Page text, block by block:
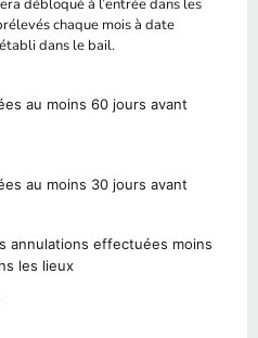
débloqué à l’entrée dans les
chaque mois à date
dans le bail.
au moins 60 jours avant
au moins 30 jours avant
annulations effectuées moins
les lieux